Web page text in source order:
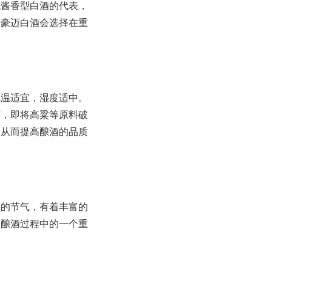
香型白酒的代表，
迈白酒会选择在重
适宜，湿度适中。
即将高粱等原料破
而提高酿酒的品质
节气，有着丰富的
酒过程中的一个重